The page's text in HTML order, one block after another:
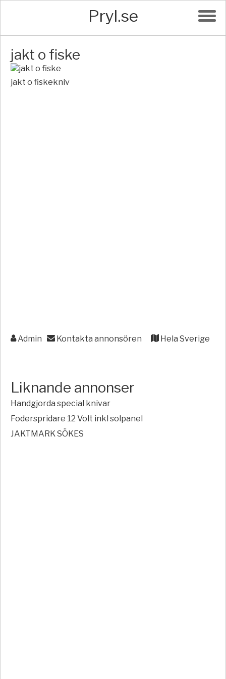
Pryl.se
jakt o fiske
jakt o fiskekniv
Admin Kontakta annonsören Hela Sverige
Liknande annonser
Handgjorda special knivar
Foderspridare 12 Volt inkl solpanel
JAKTMARK SÖKES